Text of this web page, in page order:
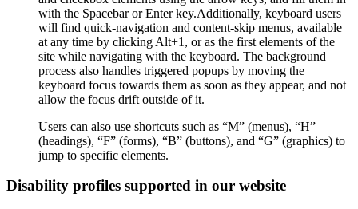
with the Spacebar or Enter key.Additionally, keyboard users
will find quick-navigation and content-skip menus, available
at any time by clicking Alt+1, or as the first elements of the
site while navigating with the keyboard. The background
process also handles triggered popups by moving the
keyboard focus towards them as soon as they appear, and not
allow the focus drift outside of it.
Users can also use shortcuts such as “M” (menus), “H”
(headings), “F” (forms), “B” (buttons), and “G” (graphics) to
jump to specific elements.
Disability profiles supported in our website